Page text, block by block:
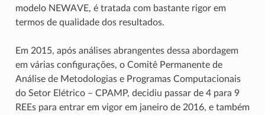
modelo NEWAVE, é tratada com bastante rigor em
termos de qualidade dos resultados.
Em 2015, após análises abrangentes dessa abordagem
em várias configurações, o Comitê Permanente de
Análise de Metodologias e Programas Computacionais
do Setor Elétrico – CPAMP, decidiu passar de 4 para 9
REEs para entrar em vigor em janeiro de 2016, e também